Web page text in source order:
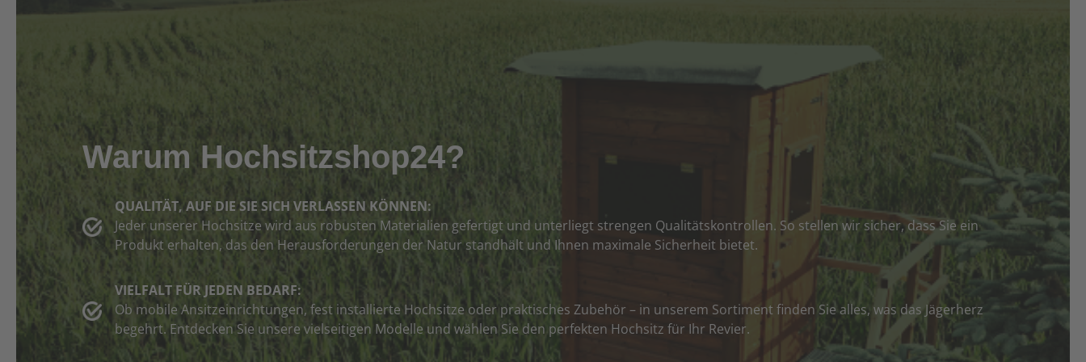
Warum Hochsitzshop24?
QUALITÄT, AUF DIE SIE SICH VERLASSEN KÖNNEN:
Jeder unserer Hochsitze wird aus robusten Materialien gefertigt und unterliegt strengen Qualitätskontrollen. So stellen wir sicher, dass Sie ein
Produkt erhalten, das den Herausforderungen der Natur standhält und Ihnen maximale Sicherheit bietet.
VIELFALT FÜR JEDEN BEDARF:
Ob mobile Ansitzeinrichtungen, fest installierte Hochsitze oder praktisches Zubehör – in unserem Sortiment finden Sie alles, was das Jägerherz
begehrt. Entdecken Sie unsere vielseitigen Modelle und wählen Sie den perfekten Hochsitz für Ihr Revier.